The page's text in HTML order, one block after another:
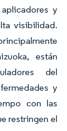
y
visibilidad.
están
del
y
con las
restringen el